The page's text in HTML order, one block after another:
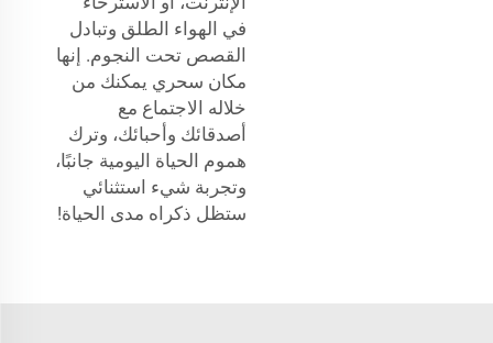
في الهواء الطلق وتبادل
القصص تحت النجوم. إنها
مكان سحري يمكنك من
خلاله الاجتماع مع
أصدقائك وأحبائك، وترك
هموم الحياة اليومية جانبًا،
وتجربة شيء استثنائي
ستظل ذكراه مدى الحياة!